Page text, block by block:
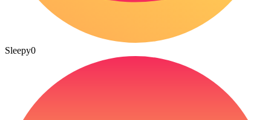
Sleepy0